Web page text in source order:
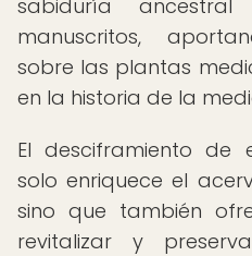
sabiduría
manuscritos,
sobre las plantas
en la historia de la
El desciframiento de
solo enriquece el
sino que también
revitalizar y